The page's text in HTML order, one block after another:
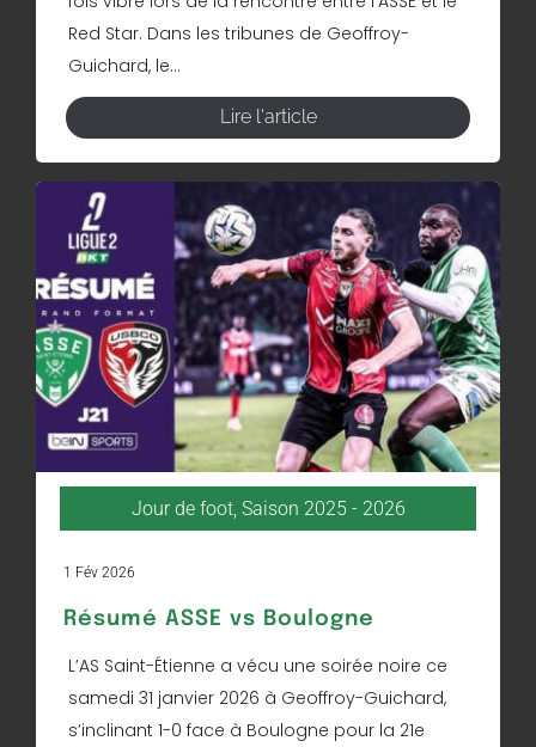
Red Star. Dans les tribunes de Geoffroy-
Guichard, le...
Lire l'article
Jour de foot, Saison 2025 - 2026
1 Fév 2026
Résumé ASSE vs Boulogne
L’AS Saint-Étienne a vécu une soirée noire ce
samedi 31 janvier 2026 à Geoffroy-Guichard,
s’inclinant 1-0 face à Boulogne pour la 21e